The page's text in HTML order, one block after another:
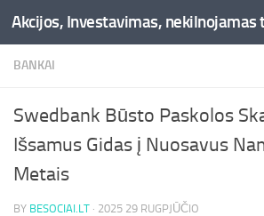
Skip to content
BANKAI
Swedbank Būsto Paskolos
Išsamus Gidas į Nuosavus
Metais
BY BESOCIAI.LT · 2025 29 RUGPJŪČIO